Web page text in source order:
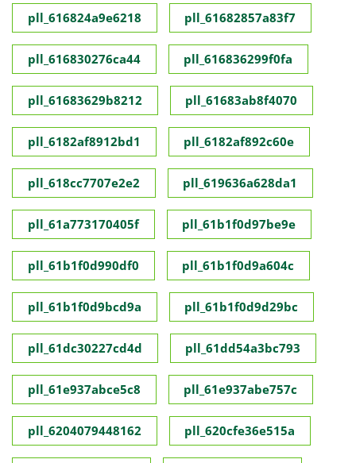
pll_616824a9e6218 pll_61682857a83f7
pll_616830276ca44 pll_616836299f0fa
pll_61683629b8212 pll_61683ab8f4070
pll_6182af8912bd1 pll_6182af892c60e
pll_618cc7707e2e2 pll_619636a628da1
pll_61a773170405f pll_61b1f0d97be9e
pll_61b1f0d990df0 pll_61b1f0d9a604c
pll_61b1f0d9bcd9a pll_61b1f0d9d29bc
pll_61dc30227cd4d pll_61dd54a3bc793
pll_61e937abce5c8 pll_61e937abe757c
pll_6204079448162 pll_620cfe36e515a